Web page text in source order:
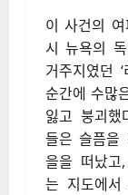
이 사건의
시 뉴욕의
거주지였던
순간에 수많
잃고 붕괴했
들은 슬픔을
을을 떠났고
는 지도에서